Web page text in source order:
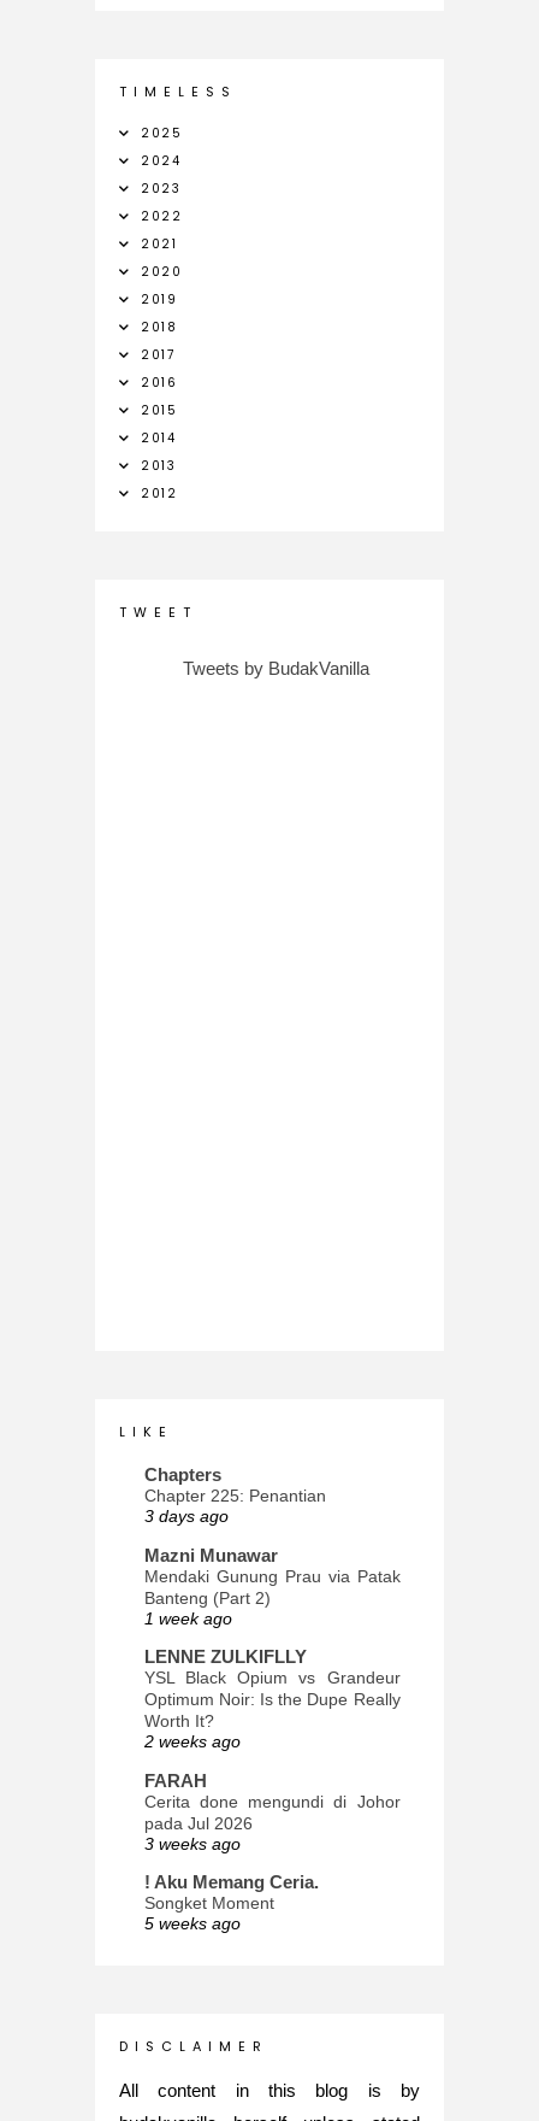
T I M E L E S S
2025
2024
2023
2022
2021
2020
2019
2018
2017
2016
2015
2014
2013
2012
T W E E T
Tweets by BudakVanilla
L I K E
Chapters
Chapter 225: Penantian
3 days ago
Mazni Munawar
Mendaki Gunung Prau via Patak
Banteng (Part 2)
1 week ago
LENNE ZULKIFLLY
YSL Black Opium vs Grandeur
Optimum Noir: Is the Dupe Really
Worth It?
2 weeks ago
FARAH
Cerita done mengundi di Johor
pada Jul 2026
3 weeks ago
! Aku Memang Ceria.
Songket Moment
5 weeks ago
INTROVERTED GIRL
Glory of Special Forces!
D I S C L A I M E R
All content in this blog is by